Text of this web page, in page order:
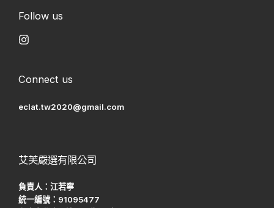
Follow us
Connect us
eclat.tw2020@gmail.com
艾芙嚴選有限公司
負責人：江若寧
統一編號：91095477